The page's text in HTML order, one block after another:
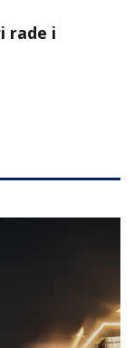
rade i